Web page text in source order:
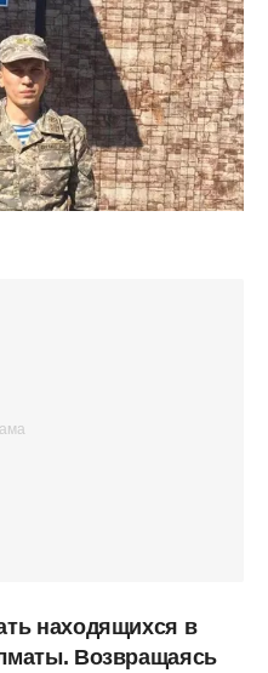
находящихся в
Возвращаясь